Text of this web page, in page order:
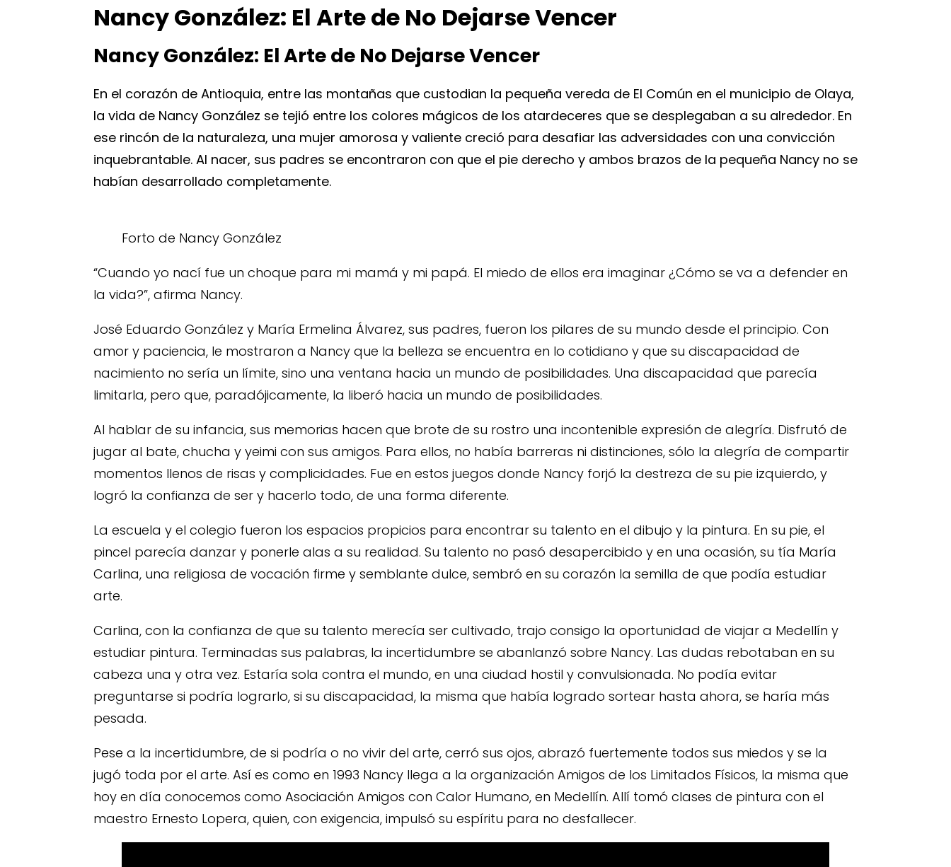
Nancy González: El Arte de No Dejarse Vencer
Nancy González: El Arte de No Dejarse Vencer
En el corazón de Antioquia, entre las montañas que custodian la pequeña vereda de El Común en el municipio de Olaya,
la vida de Nancy González se tejió entre los colores mágicos de los atardeceres que se desplegaban a su alrededor. En
ese rincón de la naturaleza, una mujer amorosa y valiente creció para desafiar las adversidades con una convicción
inquebrantable. Al nacer, sus padres se encontraron con que el pie derecho y ambos brazos de la pequeña Nancy no se
habían desarrollado completamente.
Forto de Nancy González
“Cuando yo nací fue un choque para mi mamá y mi papá. El miedo de ellos era imaginar ¿Cómo se va a defender en
la vida?”, afirma Nancy.
José Eduardo González y María Ermelina Álvarez, sus padres, fueron los pilares de su mundo desde el principio. Con
amor y paciencia, le mostraron a Nancy que la belleza se encuentra en lo cotidiano y que su discapacidad de
nacimiento no sería un límite, sino una ventana hacia un mundo de posibilidades. Una discapacidad que parecía
limitarla, pero que, paradójicamente, la liberó hacia un mundo de posibilidades.
Al hablar de su infancia, sus memorias hacen que brote de su rostro una incontenible expresión de alegría. Disfrutó de
jugar al bate, chucha y yeimi con sus amigos. Para ellos, no había barreras ni distinciones, sólo la alegría de compartir
momentos llenos de risas y complicidades. Fue en estos juegos donde Nancy forjó la destreza de su pie izquierdo, y
logró la confianza de ser y hacerlo todo, de una forma diferente.
La escuela y el colegio fueron los espacios propicios para encontrar su talento en el dibujo y la pintura. En su pie, el
pincel parecía danzar y ponerle alas a su realidad. Su talento no pasó desapercibido y en una ocasión, su tía María
Carlina, una religiosa de vocación firme y semblante dulce, sembró en su corazón la semilla de que podía estudiar
arte.
Carlina, con la confianza de que su talento merecía ser cultivado, trajo consigo la oportunidad de viajar a Medellín y
estudiar pintura. Terminadas sus palabras, la incertidumbre se abanlanzó sobre Nancy. Las dudas rebotaban en su
cabeza una y otra vez. Estaría sola contra el mundo, en una ciudad hostil y convulsionada. No podía evitar
preguntarse si podría lograrlo, si su discapacidad, la misma que había logrado sortear hasta ahora, se haría más
pesada.
Pese a la incertidumbre, de si podría o no vivir del arte, cerró sus ojos, abrazó fuertemente todos sus miedos y se la
jugó toda por el arte. Así es como en 1993 Nancy llega a la organización Amigos de los Limitados Físicos, la misma que
hoy en día conocemos como Asociación Amigos con Calor Humano, en Medellín. Allí tomó clases de pintura con el
maestro Ernesto Lopera, quien, con exigencia, impulsó su espíritu para no desfallecer.